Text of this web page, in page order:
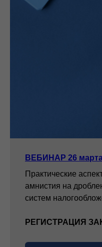
ВЕБИНАР 26
Практические
амнистия на
систем
РЕГИСТРАЦИЯ